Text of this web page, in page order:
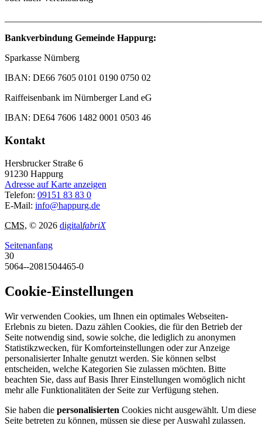
Bankverbindung Gemeinde Happurg:
Sparkasse Nürnberg
IBAN: DE66 7605 0101 0190 0750 02
Raiffeisenbank im Nürnberger Land eG
IBAN: DE64 7606 1482 0001 0503 46
Kontakt
Hersbrucker Straße 6
91230 Happurg
Adresse auf Karte anzeigen
Telefon: 09151 83 83 0
E-Mail: info@happurg.de
CMS, © 2026 digitalfabriX
Seitenanfang
30
5064--2081504465-0
Cookie-Einstellungen
Wir verwenden Cookies, um Ihnen ein optimales Webseiten-
Erlebnis zu bieten. Dazu zählen Cookies, die für den Betrieb der
Seite notwendig sind, sowie solche, die lediglich zu anonymen
Statistikzwecken, für Komforteinstellungen oder zur Anzeige
personalisierter Inhalte genutzt werden. Sie können selbst
entscheiden, welche Kategorien Sie zulassen möchten. Bitte
beachten Sie, dass auf Basis Ihrer Einstellungen womöglich nicht
mehr alle Funktionalitäten der Seite zur Verfügung stehen.
Sie haben die personalisierten Cookies nicht ausgewählt. Um diese
Seite betreten zu können, müssen sie diese per Auswahl zulassen.